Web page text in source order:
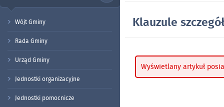
Wójt Gminy
Rada Gminy
Urząd Gminy
Jednostki organizacyjne
Jednostki pomocnicze
Klauzule
Wyświetlany artykuł